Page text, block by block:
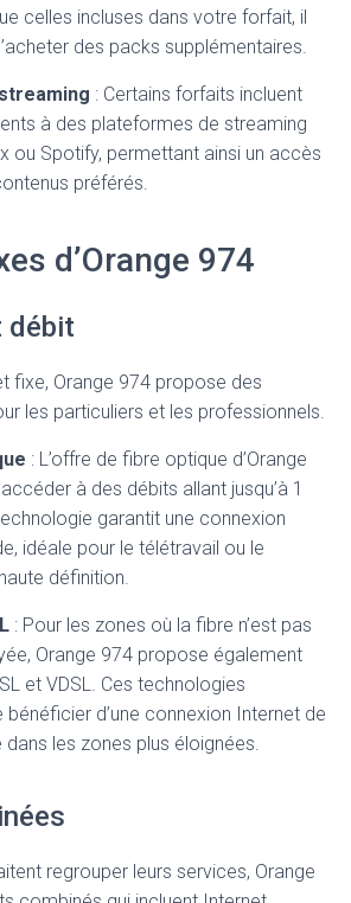
celles incluses dans votre forfait, il
des packs supplémentaires.
: Certains forfaits incluent
à des plateformes de streaming
ou Spotify, permettant ainsi un accès
préférés.
d’Orange 974
débit
fixe, Orange 974 propose des
les particuliers et les professionnels.
: L’offre de fibre optique d’Orange
à des débits allant jusqu’à 1
garantit une connexion
idéale pour le télétravail ou le
définition.
: Pour les zones où la fibre n’est pas
Orange 974 propose également
et VDSL. Ces technologies
d’une connexion Internet de
dans les zones plus éloignées.
regrouper leurs services, Orange